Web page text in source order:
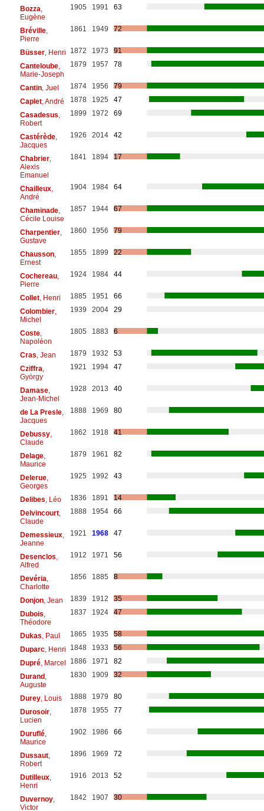
Bozza
Eugène
1905 1991 63
Bréville,
Pierre
1861 1949 72
Büsser, Henri 1872 1973
91
Canteloube,
Marie-Joseph
1879 1957 78
Cantin, Juel 1874 1956
79
Caplet, André 1878 1925
47
Casadesus
Robert
1899 1972 69
Castérède,
Jacques
1926 2014 42
Chabrier,
Alexis
Emanuel
1841 1894 17
Chailleux,
André
1904 1984 64
Chaminade,
Cécile Louise
1857 1944 67
Charpentier,
Gustave
1860 1956 79
Chausson,
Ernest
1855 1899 22
Cochereau,
Pierre
1924 1984 44
Collet, Henri 1885 1951
66
Colombier,
Michel
1939 2004 29
Coste,
Napoléon
1805 1883 6
Cras , Jean 1879 1932
53
Cziffra
György
1921 1994 47
Damase,
Jean-Michel
1928 2013 40
de La Presle,
Jacques
1888 1969 80
Debussy,
Claude
1862 1918 41
Delage,
Maurice
1879 1961 82
Delerue,
Georges
1925 1992 43
Delibes , Léo 1836 1891
14
Delvincourt,
Claude
1888 1954 66
Demessieux,
Jeanne
1921 1968 47
Desenclos
Alfred
1912 1971 56
Devéria
Charlotte
1856 1885 8
Donjon, Jean 1839 1912
35
Dubois
Théodore
1837 1924 47
Dukas , Paul 1865 1935
58
Duparc, Henri 1848 1933
56
Dupré, Marcel 1886 1971
82
Durand,
Auguste
1830 1909 32
Durey, Louis 1888 1979
80
Durosoir,
Lucien
1878 1955 77
Duruflé,
Maurice
1902 1986 66
Dussaut,
Robert
1896 1969 72
Dutilleux,
Henri
1916 2013 52
Duvernoy,
Victor
1842 1907 30